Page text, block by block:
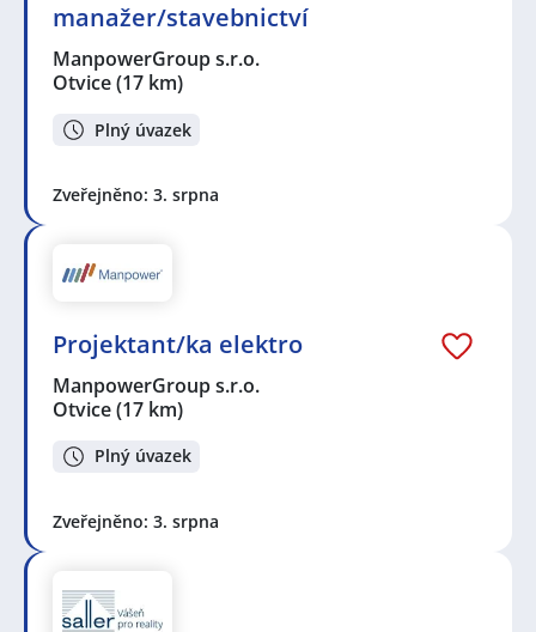
manažer/stavebnictví
ManpowerGroup s.r.o.
Otvice(17 km)
Plný úvazek
Zveřejněno: 3. srpna
Projektant/ka elektro
ManpowerGroup s.r.o.
Otvice(17 km)
Plný úvazek
Zveřejněno: 3. srpna